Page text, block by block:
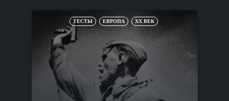
ТЕСТЫ ЕВРОПА XX ВЕК